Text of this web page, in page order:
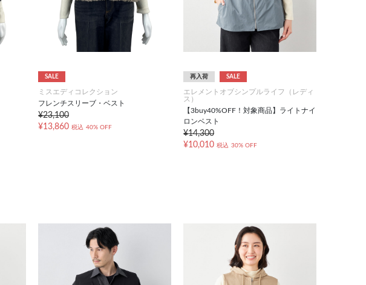
SALE
ミスエディコレクション
フレンチスリーブ・ベスト
¥23,100
¥13,860 税込 40% OFF
再入荷 SALE
エレメントオブシンプルライフ（レディ
ス）
【3buy40%OFF！対象商品】ライトナイ
ロンベスト
¥14,300
¥10,010 税込 30% OFF